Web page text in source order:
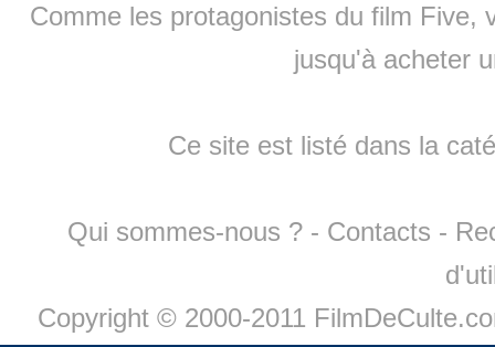
Comme les protagonistes du film Five,
jusqu'à acheter
Ce site est listé dans la
Qui sommes-nous ? - Contacts -
Copyright © 2000-2011